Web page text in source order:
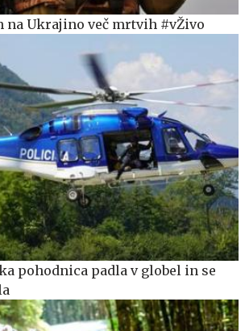
na Ukrajino več mrtvih #vŽivo
pohodnica padla v globel in se